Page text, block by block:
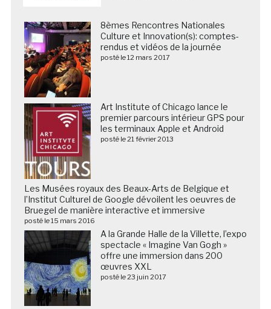
8èmes Rencontres Nationales
Culture et Innovation(s): comptes-
rendus et vidéos de la journée
posté le 12 mars 2017
Art Institute of Chicago lance le
premier parcours intérieur GPS pour
les terminaux Apple et Android
posté le 21 février 2013
Les Musées royaux des Beaux-Arts de Belgique et
l’Institut Culturel de Google dévoilent les oeuvres de
Bruegel de manière interactive et immersive
posté le 15 mars 2016
A la Grande Halle de la Villette, l’expo
spectacle « Imagine Van Gogh »
offre une immersion dans 200
œuvres XXL
posté le 23 juin 2017